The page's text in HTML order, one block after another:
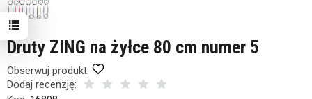
Druty ZING na żyłce 80 cm numer 5
Obserwuj produkt:
Dodaj recenzję: